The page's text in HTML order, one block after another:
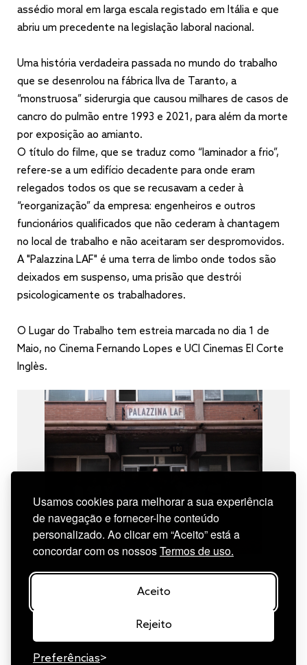
Usamos cookies para melhorar a sua experiência
de navegação e fornecer-lhe conteúdo
personalizado. Ao clicar em “Aceito” está a
concordar com os nossosTermos de uso.
Aceito
Rejeito
Preferências
assédio moral em larga escala registado em Itália e que
abriu um precedente na legislação laboral nacional.
Uma história verdadeira passada no mundo do trabalho
que se desenrolou na fábrica Ilva de Taranto, a
“monstruosa” siderurgia que causou milhares de casos de
cancro do pulmão entre 1993 e 2021, para além da morte
por exposição ao amianto.
O título do filme, que se traduz como “laminador a frio”,
refere-se a um edifício decadente para onde eram
relegados todos os que se recusavam a ceder à
“reorganização” da empresa: engenheiros e outros
funcionários qualificados que não cederam à chantagem
no local de trabalho e não aceitaram ser despromovidos.
A "Palazzina LAF" é uma terra de limbo onde todos são
deixados em suspenso, uma prisão que destrói
psicologicamente os trabalhadores.
O Lugar do Trabalho tem estreia marcada no dia 1 de
Maio, no Cinema Fernando Lopes e UCI Cinemas El Corte
Inglès.